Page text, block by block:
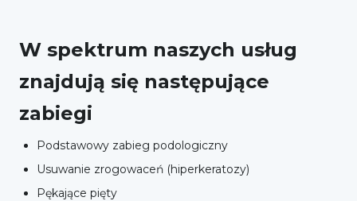
W spektrum naszych usług
znajdują się następujące
zabiegi
Podstawowy zabieg podologiczny
Usuwanie zrogowaceń (hiperkeratozy)
Pękające pięty